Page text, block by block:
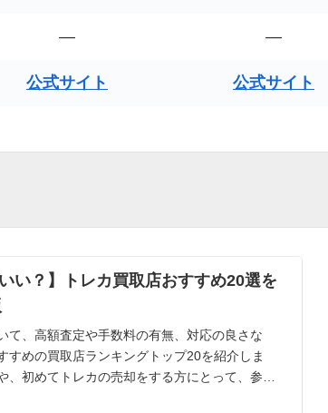
— —
公式サイト 公式サイト
い？】トレカ買取店おすすめ20選を
て、高額査定や手数料の有無、対応の良さな
すめの買取店ランキングトップ20を紹介しま
初めてトレカの売却をする方にとって、参考